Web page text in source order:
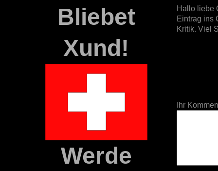
Hallo liebe
Eintrag ins
Kritik. Viel
Ihr
Bliebet
Xund!
Werde